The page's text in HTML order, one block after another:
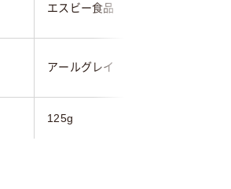
エスビー食品
アールグレイ
125g